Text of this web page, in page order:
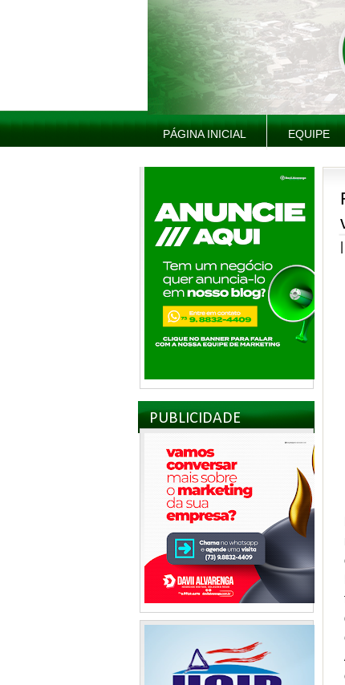
PÁGINA INICIAL EQUIPE
PUBLICIDADE